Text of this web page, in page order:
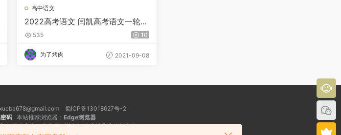
高中语文
2022高考语文 闫凯高考语文一轮复
习暑假班-百度云下载
535 10
为了烤肉 2021-09-08
蜀ICP备13018627号-2
码 本站推荐浏览器： Edge浏览器
,仅供大家学习交流,不对资料的真实性和安全性负责！